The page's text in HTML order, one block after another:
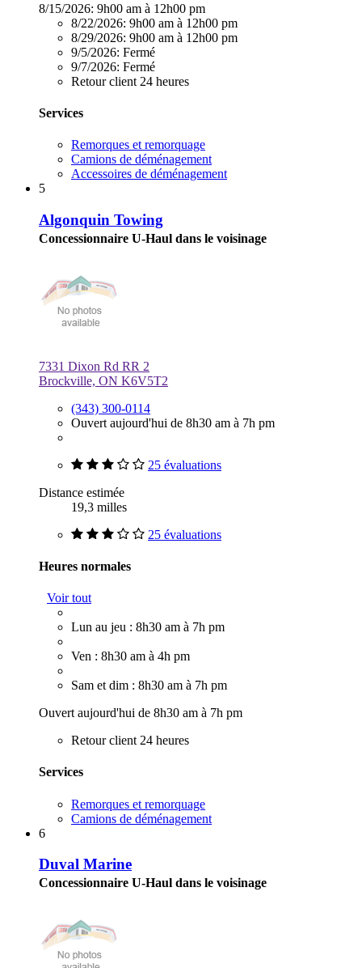
8/15/2026: 9h00 am à 12h00 pm
8/22/2026: 9h00 am à 12h00 pm
8/29/2026: 9h00 am à 12h00 pm
9/5/2026: Fermé
9/7/2026: Fermé
Retour client 24 heures
Services
Remorques et remorquage
Camions de déménagement
Accessoires de déménagement
5
Algonquin Towing
Concessionnaire U-Haul dans le voisinage
7331 Dixon Rd RR 2
Brockville, ON K6V5T2
(343) 300-0114
Ouvert aujourd'hui de 8h30 am à 7h pm
25 évaluations
Distance estimée
19,3 milles
25 évaluations
Heures normales
Voir tout
Lun au jeu : 8h30 am à 7h pm
Ven : 8h30 am à 4h pm
Sam et dim : 8h30 am à 7h pm
Ouvert aujourd'hui de 8h30 am à 7h pm
Retour client 24 heures
Services
Remorques et remorquage
Camions de déménagement
6
Duval Marine
Concessionnaire U-Haul dans le voisinage